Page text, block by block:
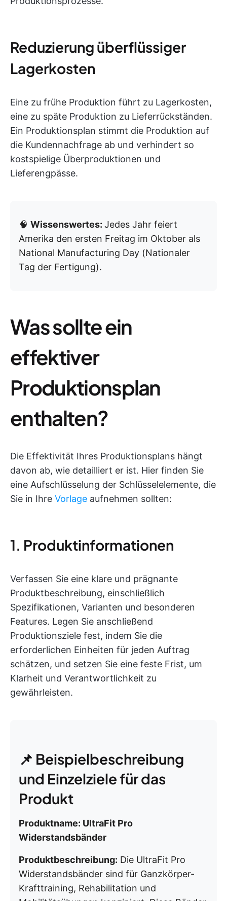
Reduzierung überflüssiger
Lagerkosten
Eine zu frühe Produktion führt zu Lagerkosten,
eine zu späte Produktion zu Lieferrückständen.
Ein Produktionsplan stimmt die Produktion auf
die Kundennachfrage ab und verhindert so
kostspielige Überproduktionen und
Lieferengpässe.
🧠 Wissenswertes: Jedes Jahr feiert
Amerika den ersten Freitag im Oktober als
National Manufacturing Day (Nationaler
Tag der Fertigung).
Was sollte ein
effektiver
Produktionsplan
enthalten?
Die Effektivität Ihres Produktionsplans hängt
davon ab, wie detailliert er ist. Hier finden Sie
eine Aufschlüsselung der Schlüsselelemente, die
Sie in Ihre Vorlage aufnehmen sollten:
1. Produktinformationen
Verfassen Sie eine klare und prägnante
Produktbeschreibung, einschließlich
Spezifikationen, Varianten und besonderen
Features. Legen Sie anschließend
Produktionsziele fest, indem Sie die
erforderlichen Einheiten für jeden Auftrag
schätzen, und setzen Sie eine feste Frist, um
Klarheit und Verantwortlichkeit zu
gewährleisten.
📌 Beispielbeschreibung
und Einzelziele für das
Produkt
Produktname: UltraFit Pro
Widerstandsbänder
Produktbeschreibung: Die UltraFit Pro
Widerstandsbänder sind für Ganzkörper-
Krafttraining, Rehabilitation und